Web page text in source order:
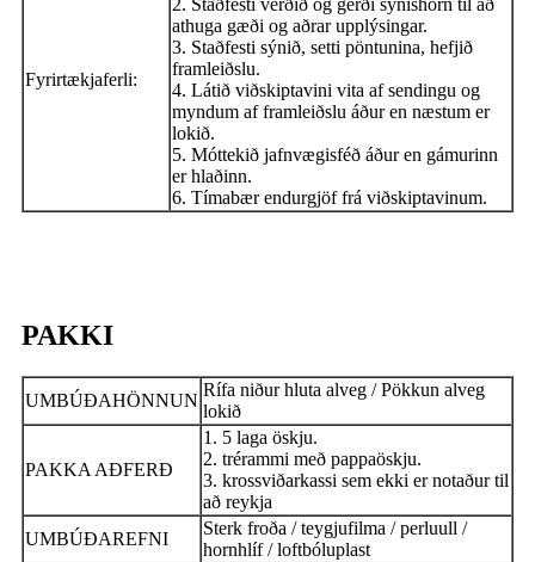
Fyrirtækjaferli:
athuga gæði og aðrar upplýsingar.
3. Staðfesti sýnið, setti pöntunina, hefjið
framleiðslu.
4. Látið viðskiptavini vita af sendingu og
myndum af framleiðslu áður en næstum er
lokið.
5. Móttekið jafnvægisféð áður en gámurinn
er hlaðinn.
6. Tímabær endurgjöf frá viðskiptavinum.
PAKKI
UMBÚÐAHÖNNUN
Rífa niður hluta alveg / Pökkun alveg
lokið
PAKKA AÐFERÐ
1. 5 laga öskju.
2. trérammi með pappaöskju.
3. krossviðarkassi sem ekki er notaður til
að reykja
UMBÚÐAREFNI
Sterk froða / teygjufilma / perluull /
hornhlíf / loftbóluplast